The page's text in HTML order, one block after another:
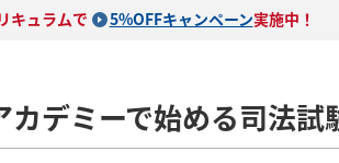
キュラムで 5%OFFキャンペーン実施中！
カデミーで始める司法試